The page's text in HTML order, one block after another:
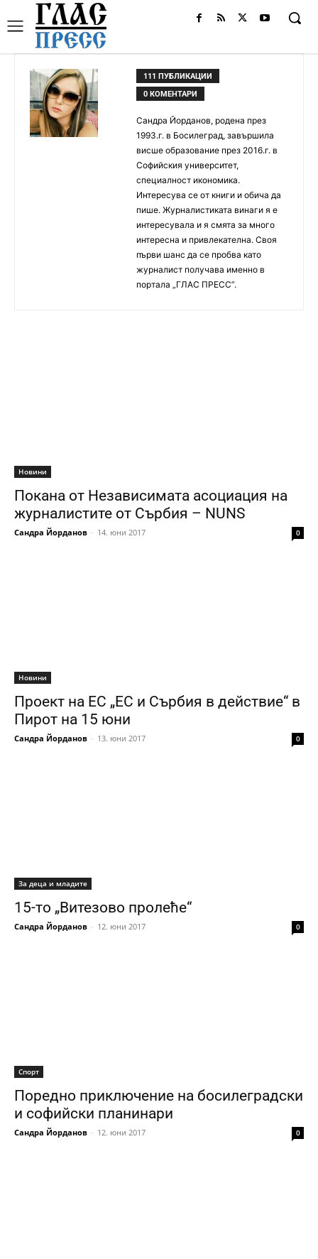
111 ПУБЛИКАЦИИ
0 КОМЕНТАРИ
Сандра Йорданов, родена през
1993.г. в Босилеград, завършила
висше образование през 2016.г. в
Софийския университет,
специалност икономика.
Интересува се от книги и обича да
пише. Журналистиката винаги я е
интересувала и я смята за много
интересна и привлекателна. Своя
първи шанс да се пробва като
журналист получава именно в
портала „ГЛАС ПРЕСС”.
Новини
Покана от Независимата асоциация на
журналистите от Сърбия – NUNS
Сандра Йорданов - 14. юни 2017 0
Новини
Проект на ЕС „ЕС и Сърбия в действие“ в
Пирот на 15 юни
Сандра Йорданов - 13. юни 2017 0
За деца и младите
15-то „Витезово пролеће“
Сандра Йорданов - 12. юни 2017 0
Спорт
Поредно приключение на босилеградски
и софийски планинари
Сандра Йорданов - 12. юни 2017 0